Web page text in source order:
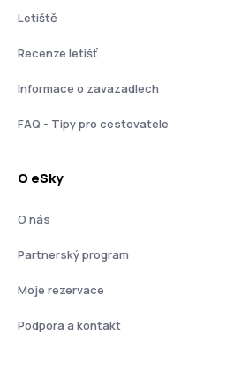
Letiště
Recenze letišť
Informace o zavazadlech
FAQ - Tipy pro cestovatele
O eSky
O nás
Partnerský program
Moje rezervace
Podpora a kontakt